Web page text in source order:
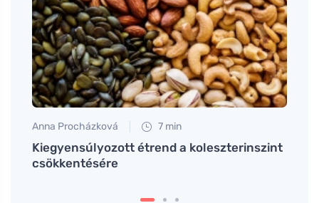
Anna Procházková 7 min
Kiegyensúlyozott étrend a koleszterinszint
csökkentésére